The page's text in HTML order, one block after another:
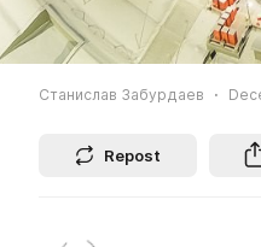
Станислав Забурдаев
Repost